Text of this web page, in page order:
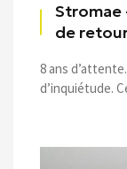
Stromae
de
8 ans
d’inquiétude.